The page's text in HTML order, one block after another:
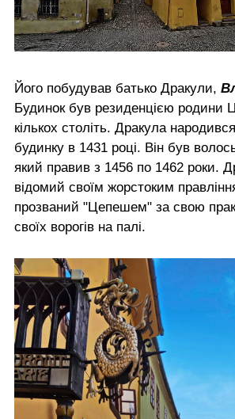
Його побудував батько Дракули,
Будинок був резиденцією родини
кількох століть. Дракула
будинку в 1431 році. Він був
який правив з 1456 по 1462 роки.
відомий своїм жорстоким
прозваний "Цепешем" за свою
своїх ворогів на палі.